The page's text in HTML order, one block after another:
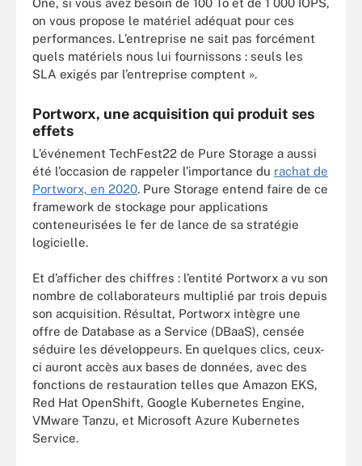
on vous propose le matériel adéquat pour ces
performances. L’entreprise ne sait pas forcément
quels matériels nous lui fournissons : seuls les
SLA exigés par l’entreprise comptent ».
Portworx, une acquisition qui produit ses
effets
L’événement TechFest22 de Pure Storage a aussi
été l’occasion de rappeler l’importance du rachat de
Portworx, en 2020. Pure Storage entend faire de ce
framework de stockage pour applications
conteneurisées le fer de lance de sa stratégie
logicielle.
Et d’afficher des chiffres : l’entité Portworx a vu son
nombre de collaborateurs multiplié par trois depuis
son acquisition. Résultat, Portworx intègre une
offre de Database as a Service (DBaaS), censée
séduire les développeurs. En quelques clics, ceux-
ci auront accès aux bases de données, avec des
fonctions de restauration telles que Amazon EKS,
Red Hat OpenShift, Google Kubernetes Engine,
VMware Tanzu, et Microsoft Azure Kubernetes
Service.